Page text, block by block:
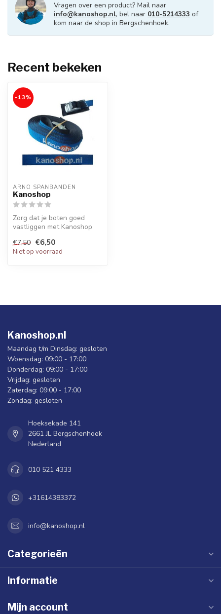
Vragen over een product? Mail naar
info@kanoshop.nl, bel naar 010-5214333 of
kom naar de shop in Bergschenhoek.
Recent bekeken
-13%
ARNO SPANBANDEN
Kanoshop
Zorg dat je boten goed
vastliggen met Kanoshop
€7,50 €6,50
Niet op voorraad
Kanoshop.nl
Maandag t/m Dinsdag: gesloten
Woensdag: 09:00 - 17:00
Donderdag: 09:00 - 17:00
Vrijdag: gesloten
Zaterdag: 09:00 - 17:00
Zondag: gesloten
Hoeksekade 141
2661 JL Bergschenhoek
Nederland
010 521 4333
+31614383372
info@kanoshop.nl
Categorieën
Informatie
Mijn account